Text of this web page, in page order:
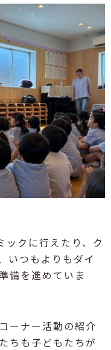
ックに行えたり、ク
いつもよりもダイ
備を進めていま
ーナー活動の紹介
ちも子どもたちが